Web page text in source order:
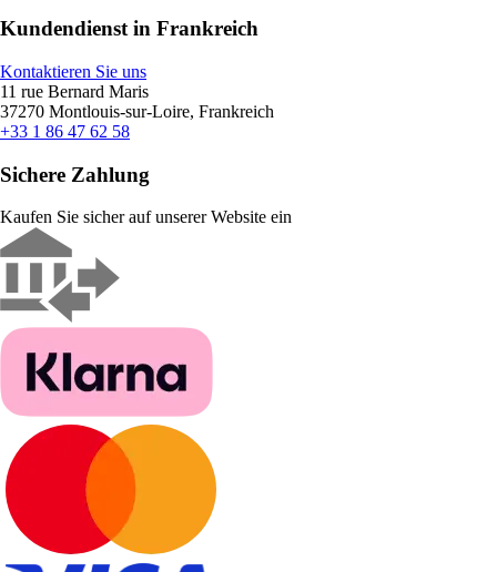
Kundendienst in Frankreich
Kontaktieren Sie uns
11 rue Bernard Maris
37270 Montlouis-sur-Loire, Frankreich
+33 1 86 47 62 58
Sichere Zahlung
Kaufen Sie sicher auf unserer Website ein